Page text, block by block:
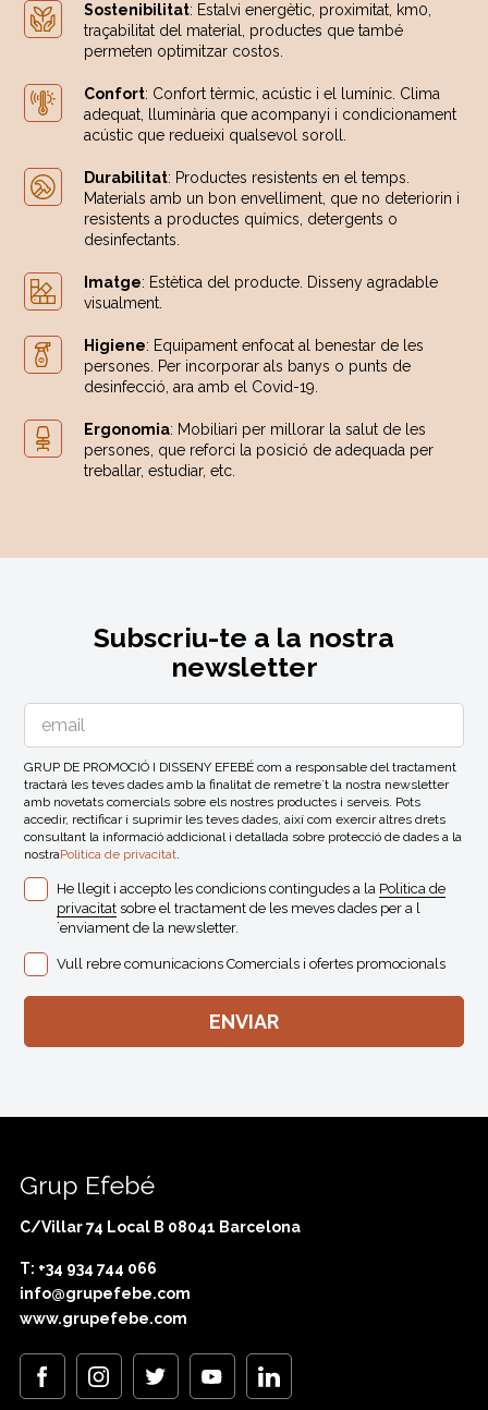
Sostenibilitat: Estalvi energètic, proximitat, km0,
traçabilitat del material, productes que també
permeten optimitzar costos.
Confort: Confort tèrmic, acústic i el lumínic. Clima
adequat, lluminària que acompanyi i condicionament
acústic que redueixi qualsevol soroll.
Durabilitat: Productes resistents en el temps.
Materials amb un bon envelliment, que no deteriorin i
resistents a productes químics, detergents o
desinfectants.
Imatge: Estètica del producte. Disseny agradable
visualment.
Higiene: Equipament enfocat al benestar de les
persones. Per incorporar als banys o punts de
desinfecció, ara amb el Covid-19.
Ergonomia: Mobiliari per millorar la salut de les
persones, que reforci la posició de adequada per
treballar, estudiar, etc.
Subscriu-te a la nostra
newsletter
GRUP DE PROMOCIÓ I DISSENY EFEBÉ com a responsable del tractament
tractarà les teves dades amb la finalitat de remetre´t la nostra newsletter
amb novetats comercials sobre els nostres productes i serveis. Pots
accedir, rectificar i suprimir les teves dades, així com exercir altres drets
consultant la informació addicional i detallada sobre protecció de dades a la
nostraPolitica de privacitat.
He llegit i accepto les condicions contingudes a la Politica de
privacitat sobre el tractament de les meves dades per a l
´enviament de la newsletter.
Vull rebre comunicacions Comercials i ofertes promocionals
Grup Efebé
C/Villar 74 Local B 08041 Barcelona
T: +34 934 744 066
info@grupefebe.com
www.grupefebe.com